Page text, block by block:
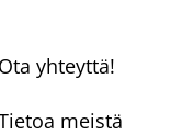
Ota yhteyttä!
meistä